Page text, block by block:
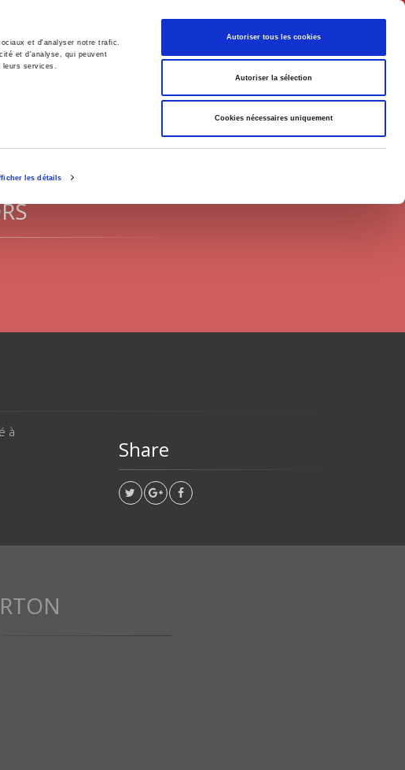
et d'analyser notre trafic.
et d'analyse, qui peuvent
leurs services.
les détails
Autoriser tous les cookies
Autoriser la sélection
Cookies nécessaires uniquement
English
Politics
à
Share